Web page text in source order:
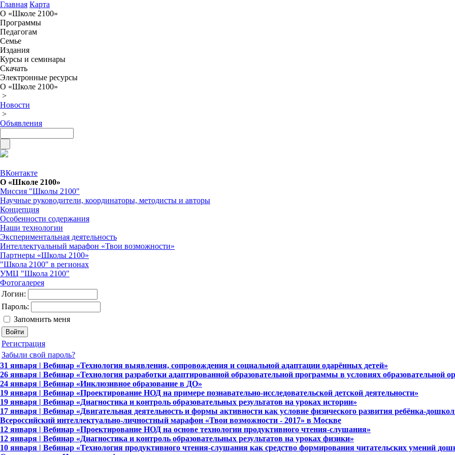
Главная Карта
О «Школе 2100»
Программы
Педагогам
Семье
Издания
Курсы и семинары
Скачать
Электронные ресурсы
О «Школе 2100»
>
Новости
>
Объявления
ВКонтакте
О «Школе 2100»
Миссия "Школы 2100"
Научные руководители, координаторы, методисты и авторы
Концепция
Особенности содержания
Наши технологии
Экспериментальная деятельность
Интеллектуальный марафон «Твои возможности»
Партнеры «Школы 2100»
"Школа 2100" в регионах
УМЦ "Школа 2100"
Фотогалерея
Логин:
Пароль:
Запомнить меня
Регистрация
Забыли свой пароль?
31 января | Вебинар «Технология выявления, сопровождения и социальной адаптации одарённых детей»
26 января | Вебинар «Технология разработки адаптированной образовательной программы в условиях образовательной
24 января | Вебинар «Инклюзивное образование в ДО»
19 января | Вебинар «Проектирование НОД на примере познавательно-исследовательской детской деятельности»
19 января | Вебинар «Диагностика и контроль образовательных результатов на уроках истории»
17 января | Вебинар «Двигательная деятельность и формы активности как условие физического развития ребёнка-
Всероссийский интеллектуально-личностный марафон «Твои возможности - 2017» в Москве
12 января | Вебинар «Проектирование НОД на основе технологии продуктивного чтения-слушания»
12 января | Вебинар «Диагностика и контроль образовательных результатов на уроках физики»
10 января | Вебинар «Технология продуктивного чтения-слушания как средство формирования читательских умений